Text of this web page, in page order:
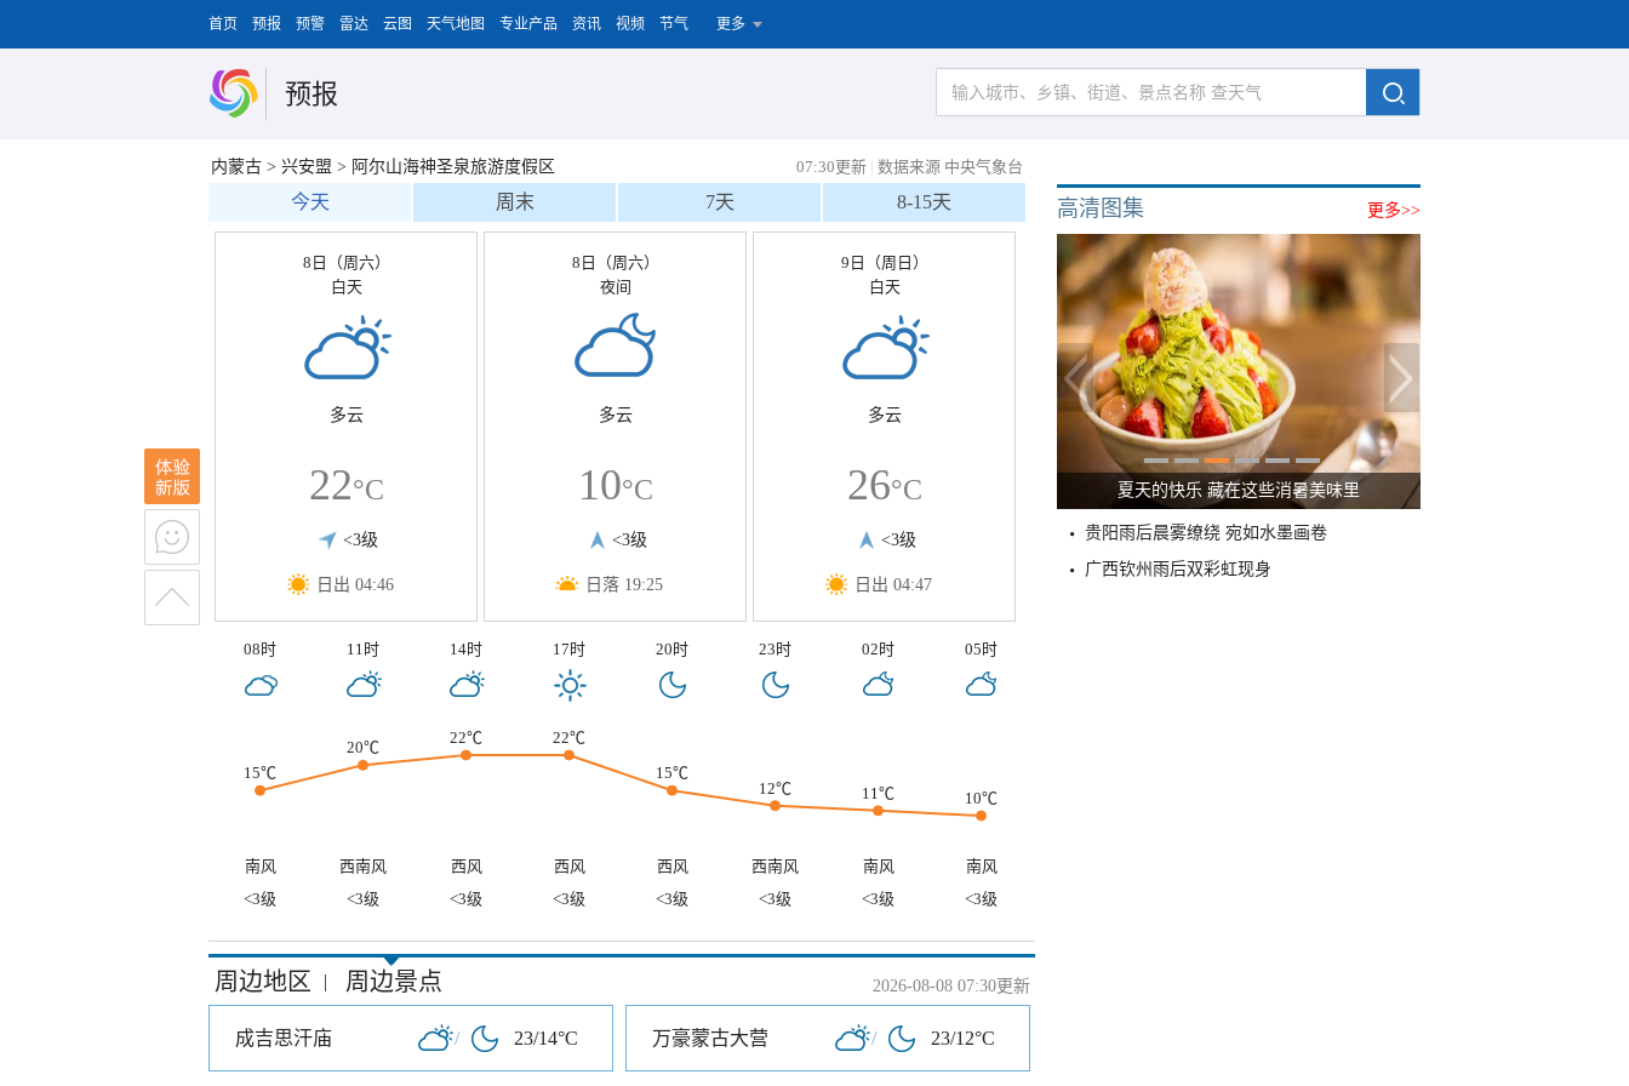
首页 预报 预警 雷达 云图 天气地图 专业产品 资讯 视频 节气 更多
预报
内蒙古 > 兴安盟 > 阿尔山海神圣泉旅游度假区 07:30更新 | 数据来源 中央气象台
今天 周末 7天 8-15天
8日（周六）
白天
多云
22°C
<3级
日出 04:46
8日（周六）
夜间
多云
10°C
<3级
日落 19:25
9日（周日）
白天
多云
26°C
<3级
日出 04:47
08时 11时 14时 17时 20时 23时 02时 05时
15℃
20℃
22℃
22℃
15℃
12℃
11℃ 10℃
南风 西南风 西风 西风 西风 西南风 南风
南风
<3级
<3级 <3级 <3级 <3级 <3级 <3级 <3级
周边地区 | 周边景点 2026-08-08 07:30更新
成吉思汗庙 / 23/14°C 万豪蒙古大营 / 23/12°C
更多>>
高清图集
夏天的快乐 藏在这些消暑美味里
贵阳雨后晨雾缭绕 宛如水墨画卷
广西钦州雨后双彩虹现身